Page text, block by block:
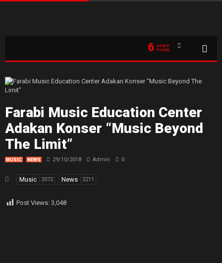
6
STAFF
PICKS
Farabi Music Education Center
Adakan Konser “Music Beyond
The Limit”
MUSIC NEWS 29/10/2018 Admin 0
Music 2072 News 2211
Post Views: 3,048